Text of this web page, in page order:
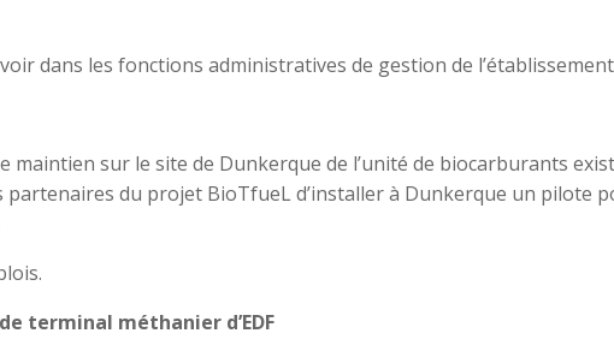
dans les fonctions administratives de gestion de
maintien sur le site de Dunkerque de l’unité de biocarburants
partenaires du projet BioTfueL d’installer à Dunkerque un pilote
terminal méthanier d’EDF